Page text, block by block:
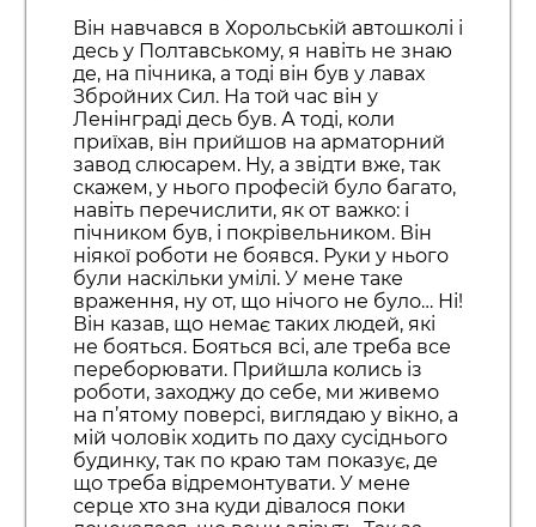
Він навчався в Хорольській автошколі і
десь у Полтавському, я навіть не знаю
де, на пічника, а тоді він був у лавах
Збройних Сил. На той час він у
Ленінграді десь був. А тоді, коли
приїхав, він прийшов на арматорний
завод слюсарем. Ну, а звідти вже, так
скажем, у нього професій було багато,
навіть перечислити, як от важко: і
пічником був, і покрівельником. Він
ніякої роботи не боявся. Руки у нього
були наскільки умілі. У мене таке
враження, ну от, що нічого не було… Ні!
Він казав, що немає таких людей, які
не бояться. Бояться всі, але треба все
переборювати. Прийшла колись із
роботи, заходжу до себе, ми живемо
на п’ятому поверсі, виглядаю у вікно, а
мій чоловік ходить по даху сусіднього
будинку, так по краю там показує, де
що треба відремонтувати. У мене
серце хто зна куди дівалося поки